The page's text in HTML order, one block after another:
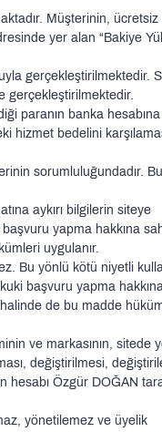
Müşterinin, ücretsiz
yer alan “Bakiye
gerçekleştirilmektedir.
gerçekleştirilmektedir.
paranın banka
hizmet bedelini
sorumluluğundadır. Bu
aykırı bilgilerin siteye
yapma hakkına
uygulanır.
Bu yönlü kötü niyetli
başvuru yapma
de bu madde
ve markasının, sitede
değiştirilmesi,
hesabı Özgür DOĞAN
yönetilemez ve üyelik